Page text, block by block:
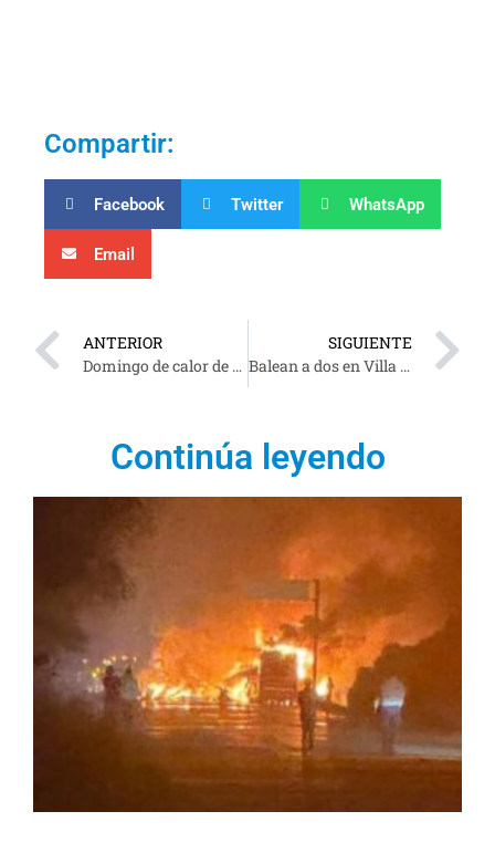
Compartir:
Facebook Twitter WhatsApp
Email
ANTERIOR
Domingo de calor de 36° a 38° grados en Tabasco
SIGUIENTE
Balean a dos en Villa Luis Gil Pérez, uno murió en el lugar
Continúa leyendo